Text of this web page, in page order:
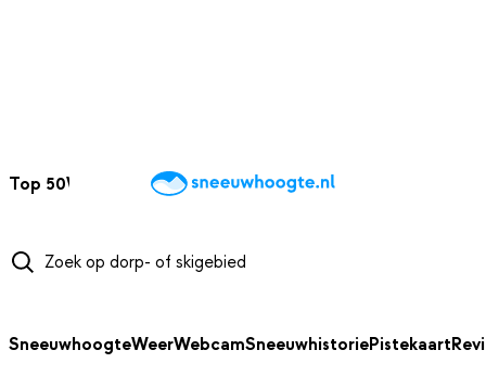
Top 50Webcams WintersportweerKaarten
SneeuwhoogteWeerWebcamSneeuwhistoriePistekaart